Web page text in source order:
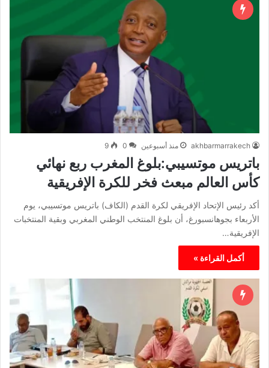
akhbarmarrakech منذ أسبوعين 0
9
باتريس موتسيبي:بلوغ المغرب ربع نهائي
كأس العالم مبعث فخر للكرة الإفريقية
أكد رئيس الإتحاد الإفريقي لكرة القدم (الكاف) باتريس موتسيبي، يوم
الأربعاء بجوهانسبورغ، أن بلوغ المنتخب الوطني المغربي وبقية المنتخبات
الإفريقية…
أكمل القراءة »